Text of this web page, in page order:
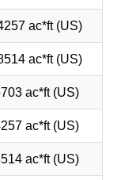
ac*ft (US)
ac*ft (US)
ac*ft (US)
ac*ft (US)
ac*ft (US)